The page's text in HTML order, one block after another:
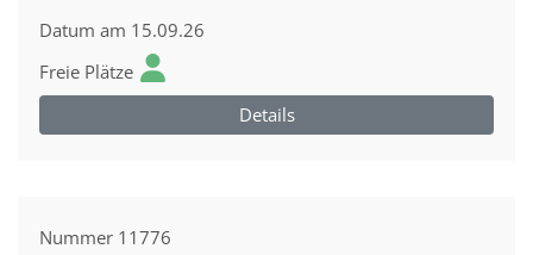
Datum am 15.09.26
Freie Plätze
Details
Nummer 11776